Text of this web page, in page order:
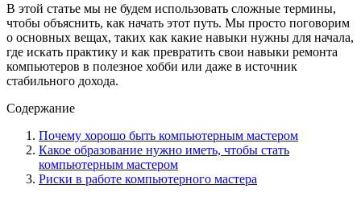
В этой статье мы не будем использовать сложные термины,
чтобы объяснить, как начать этот путь. Мы просто поговорим
о основных вещах, таких как какие навыки нужны для начала,
где искать практику и как превратить свои навыки ремонта
компьютеров в полезное хобби или даже в источник
стабильного дохода.
Содержание
Почему хорошо быть компьютерным мастером
Какое образование нужно иметь, чтобы стать
компьютерным мастером
Риски в работе компьютерного мастера